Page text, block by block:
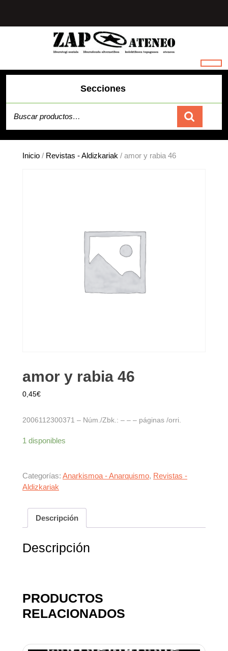
contenido
Secciones
Carrito
Inicio / Revistas - Aldizkariak / amor y rabia 46
amor y rabia 46
0,45€
2006112300371 – Núm./Zbk.: – – – páginas /orri.
1 disponibles
Categorías: Anarkismoa - Anarquismo, Revistas -
Aldizkariak
Descripción
Descripción
PRODUCTOS
RELACIONADOS